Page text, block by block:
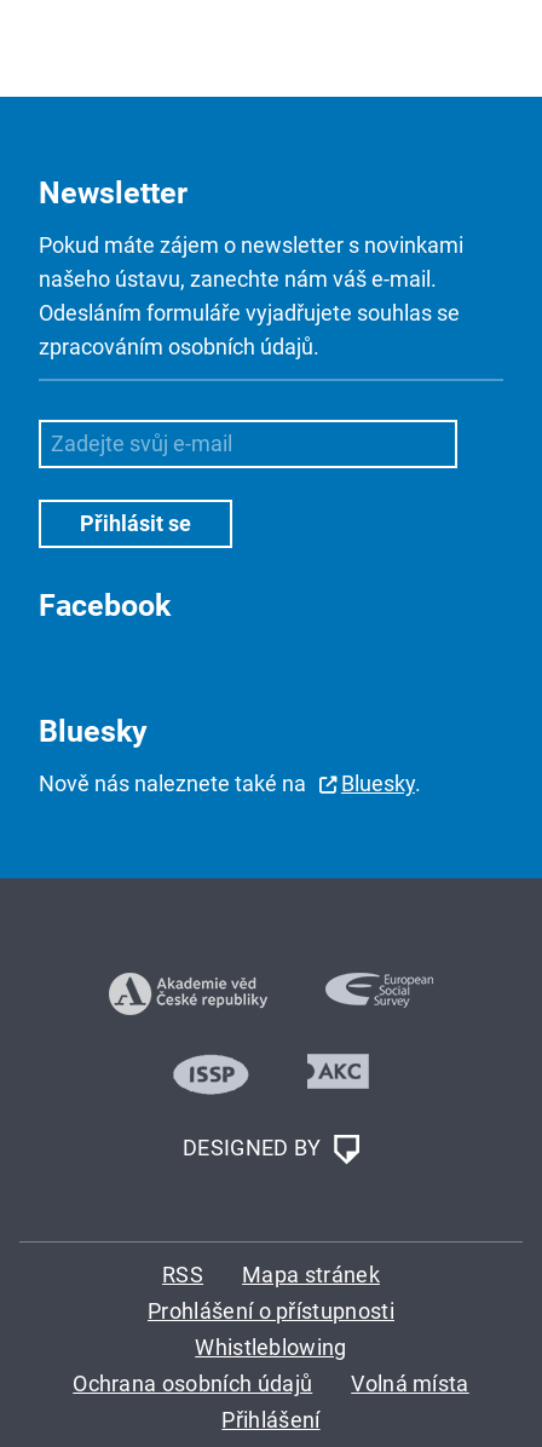
Newsletter
Pokud máte zájem o newsletter s novinkami
našeho ústavu, zanechte nám váš e-mail.
Odesláním formuláře vyjadřujete souhlas se
zpracováním osobních údajů.
Facebook
Bluesky
Nově nás naleznete také na Bluesky.
DESIGNED BY
RSS
Mapa stránek
Prohlášení o přístupnosti
Whistleblowing
Ochrana osobních údajů
Volná místa
Přihlášení